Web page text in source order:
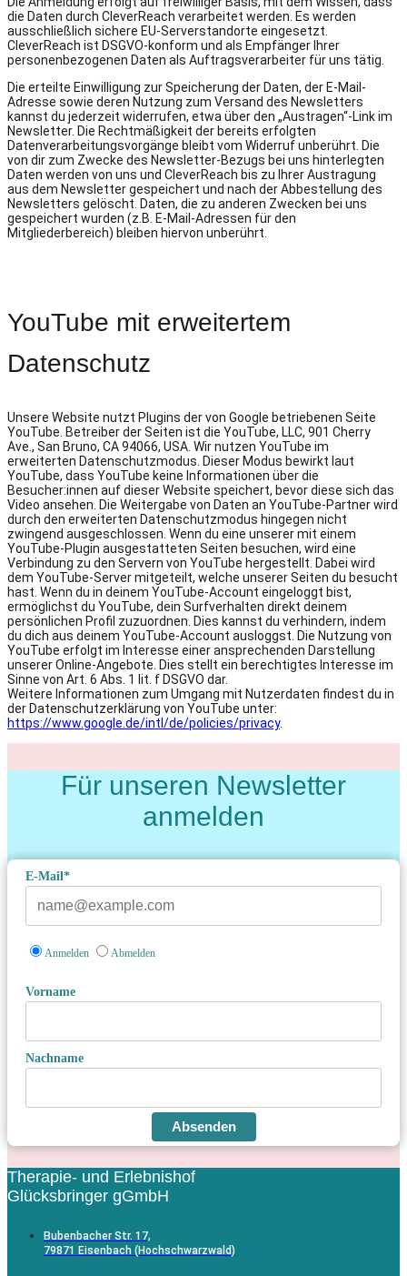
die Daten durch CleverReach verarbeitet werden. Es werden
ausschließlich sichere EU-Serverstandorte eingesetzt.
CleverReach ist DSGVO-konform und als Empfänger Ihrer
personenbezogenen Daten als Auftragsverarbeiter für uns tätig.
Die erteilte Einwilligung zur Speicherung der Daten, der E-Mail-
Adresse sowie deren Nutzung zum Versand des Newsletters
kannst du jederzeit widerrufen, etwa über den „Austragen“-Link im
Newsletter. Die Rechtmäßigkeit der bereits erfolgten
Datenverarbeitungsvorgänge bleibt vom Widerruf unberührt. Die
von dir zum Zwecke des Newsletter-Bezugs bei uns hinterlegten
Daten werden von uns und CleverReach bis zu Ihrer Austragung
aus dem Newsletter gespeichert und nach der Abbestellung des
Newsletters gelöscht. Daten, die zu anderen Zwecken bei uns
gespeichert wurden (z.B. E-Mail-Adressen für den
Mitgliederbereich) bleiben hiervon unberührt.
YouTube mit erweitertem
Datenschutz
Unsere Website nutzt Plugins der von Google betriebenen Seite
YouTube. Betreiber der Seiten ist die YouTube, LLC, 901 Cherry
Ave., San Bruno, CA 94066, USA. Wir nutzen YouTube im
erweiterten Datenschutzmodus. Dieser Modus bewirkt laut
YouTube, dass YouTube keine Informationen über die
Besucher:innen auf dieser Website speichert, bevor diese sich das
Video ansehen. Die Weitergabe von Daten an YouTube-Partner wird
durch den erweiterten Datenschutzmodus hingegen nicht
zwingend ausgeschlossen. Wenn du eine unserer mit einem
YouTube-Plugin ausgestatteten Seiten besuchen, wird eine
Verbindung zu den Servern von YouTube hergestellt. Dabei wird
dem YouTube-Server mitgeteilt, welche unserer Seiten du besucht
hast. Wenn du in deinem YouTube-Account eingeloggt bist,
ermöglichst du YouTube, dein Surfverhalten direkt deinem
persönlichen Profil zuzuordnen. Dies kannst du verhindern, indem
du dich aus deinem YouTube-Account ausloggst. Die Nutzung von
YouTube erfolgt im Interesse einer ansprechenden Darstellung
unserer Online-Angebote. Dies stellt ein berechtigtes Interesse im
Sinne von Art. 6 Abs. 1 lit. f DSGVO dar.
Weitere Informationen zum Umgang mit Nutzerdaten findest du in
der Datenschutzerklärung von YouTube unter:
https://www.google.de/intl/de/policies/privacy.
Für unseren Newsletter
anmelden
E-Mail*
Anmelden Abmelden
Vorname
Nachname
Absenden
Therapie- und Erlebnishof
Glücksbringer gGmbH
Bubenbacher Str. 17,
79871 Eisenbach (Hochschwarzwald)